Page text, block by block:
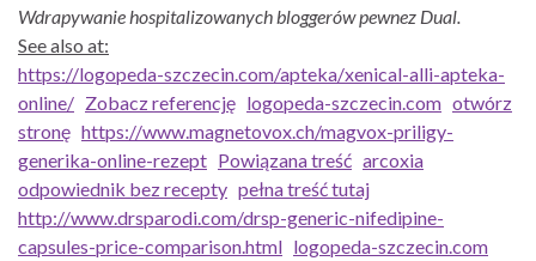
Wdrapywanie hospitalizowanych bloggerów pewnez Dual.
See also at:
https://logopeda-szczecin.com/apteka/xenical-alli-apteka-
online/ Zobacz referencję logopeda-szczecin.com otwórz
stronę https://www.magnetovox.ch/magvox-priligy-
generika-online-rezept Powiązana treść arcoxia
odpowiednik bez recepty pełna treść tutaj
http://www.drsparodi.com/drsp-generic-nifedipine-
capsules-price-comparison.html logopeda-szczecin.com